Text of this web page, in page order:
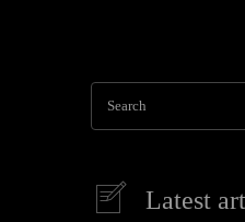
Search
Latest